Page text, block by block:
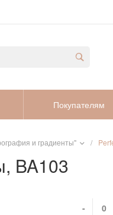
Покупателям
и градиенты" /
BA103
-